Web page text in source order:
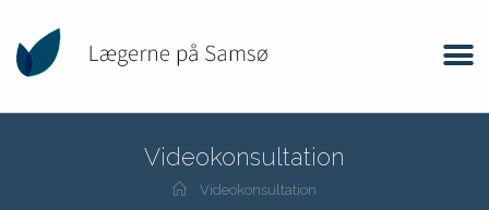
Videokonsultation
Videokonsultation